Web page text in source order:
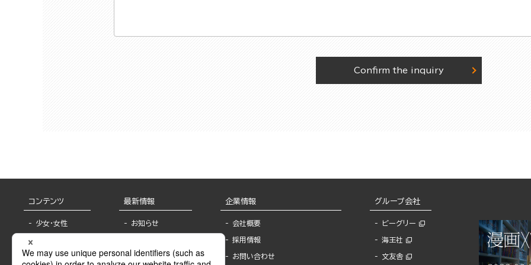
Confirm the inquiry
コンテンツ
少女・女性
BL
最新情報
お知らせ
報
企業情報
会社概要
採用情報
お問い合わせ
グループ会社
ビーグリー
海王社
文友舎